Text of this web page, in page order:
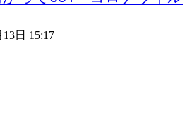
13日 15:17